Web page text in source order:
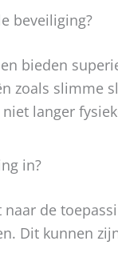
beveiliging?
bieden
zoals slimme
langer
in?
de
Dit kunnen